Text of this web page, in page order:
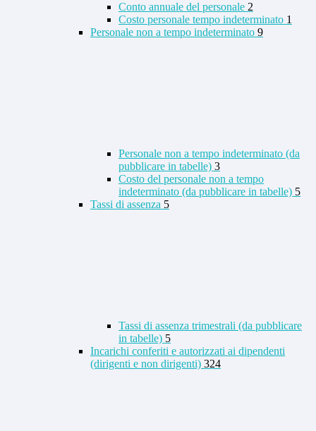
Conto annuale del personale 2
Costo personale tempo indeterminato 1
Personale non a tempo indeterminato 9
Personale non a tempo indeterminato (da
pubblicare in tabelle) 3
Costo del personale non a tempo
indeterminato (da pubblicare in tabelle) 5
Tassi di assenza 5
Tassi di assenza trimestrali (da pubblicare
in tabelle) 5
Incarichi conferiti e autorizzati ai dipendenti
(dirigenti e non dirigenti) 324